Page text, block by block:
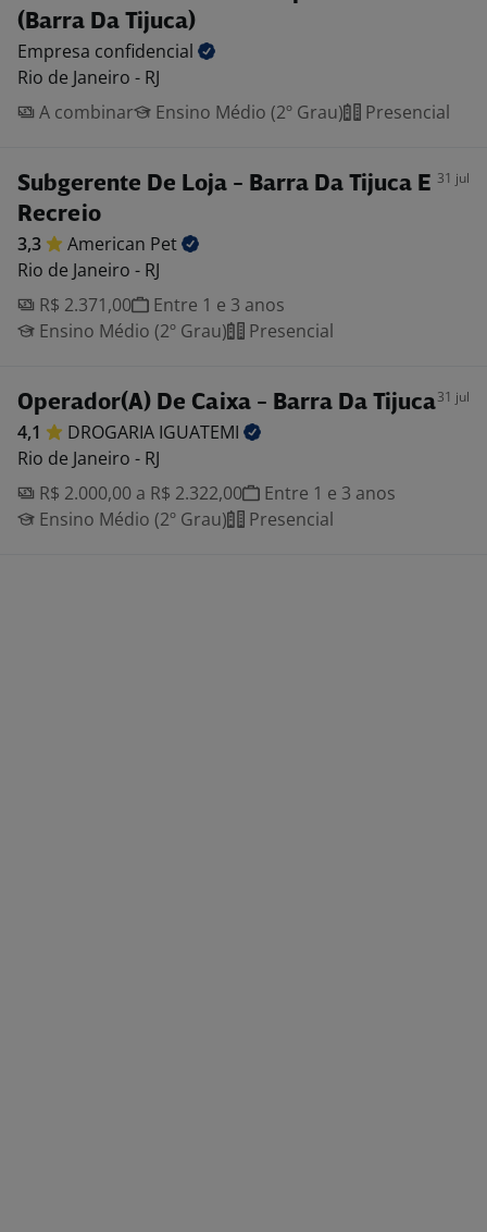
(Barra Da Tijuca)
Empresa confidencial
Rio de Janeiro - RJ
A combinar
Ensino Médio (2º Grau) Presencial
Subgerente De Loja - Barra Da Tijuca E
Recreio
31 jul
3,3 American Pet
Rio de Janeiro - RJ
R$ 2.371,00
Entre 1 e 3 anos
Ensino Médio (2º Grau)
Presencial
Operador(A) De Caixa - Barra Da Tijuca31 jul
4,1 DROGARIA IGUATEMI
Rio de Janeiro - RJ
R$ 2.000,00 a R$ 2.322,00
Entre 1 e 3 anos
Ensino Médio (2º Grau)
Presencial